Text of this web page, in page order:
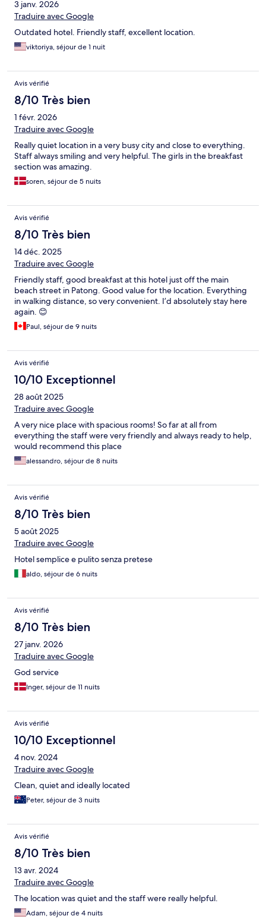
3 janv. 2026
Traduire avec Google
Outdated hotel. Friendly staff, excellent location.
viktoriya, séjour de 1 nuit
Avis vérifié
8/10 Très bien
1 févr. 2026
Traduire avec Google
Really quiet location in a very busy city and close to everything.
Staff always smiling and very helpful. The girls in the breakfast
section was amazing.
soren, séjour de 5 nuits
Avis vérifié
8/10 Très bien
14 déc. 2025
Traduire avec Google
Friendly staff, good breakfast at this hotel just off the main
beach street in Patong. Good value for the location. Everything
in walking distance, so very convenient. I’d absolutely stay here
again. 😊
Paul, séjour de 9 nuits
Avis vérifié
10/10 Exceptionnel
28 août 2025
Traduire avec Google
A very nice place with spacious rooms! So far at all from
everything the staff were very friendly and always ready to help,
would recommend this place
alessandro, séjour de 8 nuits
Avis vérifié
8/10 Très bien
5 août 2025
Traduire avec Google
Hotel semplice e pulito senza pretese
aldo, séjour de 6 nuits
Avis vérifié
8/10 Très bien
27 janv. 2026
Traduire avec Google
God service
Inger, séjour de 11 nuits
Avis vérifié
10/10 Exceptionnel
4 nov. 2024
Traduire avec Google
Clean, quiet and ideally located
Peter, séjour de 3 nuits
Avis vérifié
8/10 Très bien
13 avr. 2024
Traduire avec Google
The location was quiet and the staff were really helpful.
Adam, séjour de 4 nuits